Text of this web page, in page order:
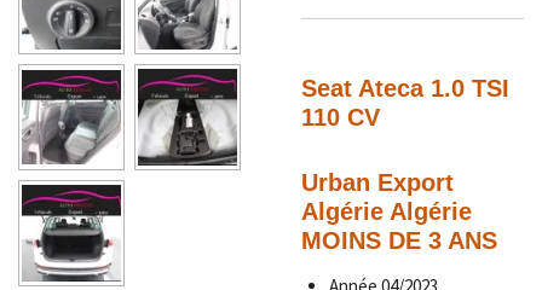
Seat Ateca 1.0 TSI
110 CV
Urban Export
Algérie Algérie
MOINS DE 3 ANS